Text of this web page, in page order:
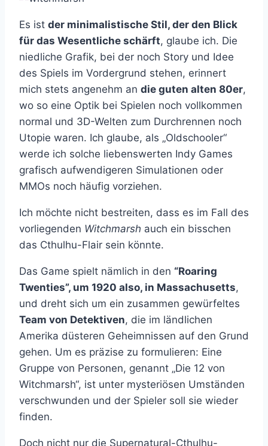
Es ist der minimalistische Stil, der den Blick
für das Wesentliche schärft, glaube ich. Die
niedliche Grafik, bei der noch Story und Idee
des Spiels im Vordergrund stehen, erinnert
mich stets angenehm an die guten alten 80er,
wo so eine Optik bei Spielen noch vollkommen
normal und 3D-Welten zum Durchrennen noch
Utopie waren. Ich glaube, als „Oldschooler“
werde ich solche liebenswerten Indy Games
grafisch aufwendigeren Simulationen oder
MMOs noch häufig vorziehen.
Ich möchte nicht bestreiten, dass es im Fall des
vorliegenden Witchmarsh auch ein bisschen
das Cthulhu-Flair sein könnte.
Das Game spielt nämlich in den “Roaring
Twenties”, um 1920 also, in Massachusetts,
und dreht sich um ein zusammen gewürfeltes
Team von Detektiven, die im ländlichen
Amerika düsteren Geheimnissen auf den Grund
gehen. Um es präzise zu formulieren: Eine
Gruppe von Personen, genannt „Die 12 von
Witchmarsh“, ist unter mysteriösen Umständen
verschwunden und der Spieler soll sie wieder
finden.
Doch nicht nur die Supernatural-Cthulhu-